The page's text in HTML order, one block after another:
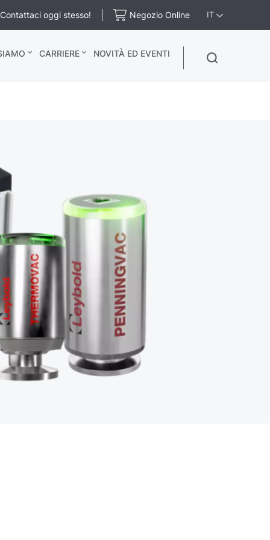
Contattaci oggi stesso! Negozio Online IT
CARRIERE NOVITÀ ED EVENTI